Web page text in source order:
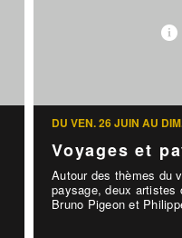
DU VEN. 26 JUIN AU
Voyages et
Autour des thèmes du
paysage, deux artistes
Bruno Pigeon et